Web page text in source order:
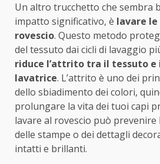
Un altro trucchetto che sembra
impatto significativo, è lavare
rovescio. Questo metodo
del tessuto dai cicli di lavaggio
riduce l’attrito tra il tessuto e
lavatrice. L’attrito è uno dei
dello sbiadimento dei colori,
prolungare la vita dei tuoi capi
lavare al rovescio può
delle stampe o dei dettagli
intatti e brillanti.